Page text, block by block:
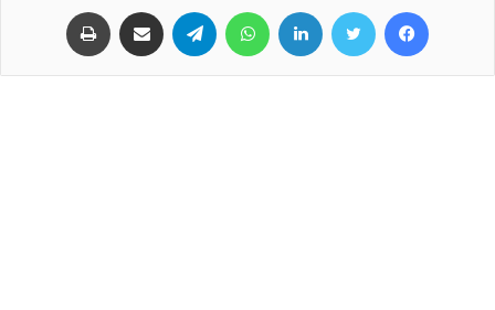
فيسبوك تويتر لينكدإن واتساب تيلقرام مشاركة عبر البريد